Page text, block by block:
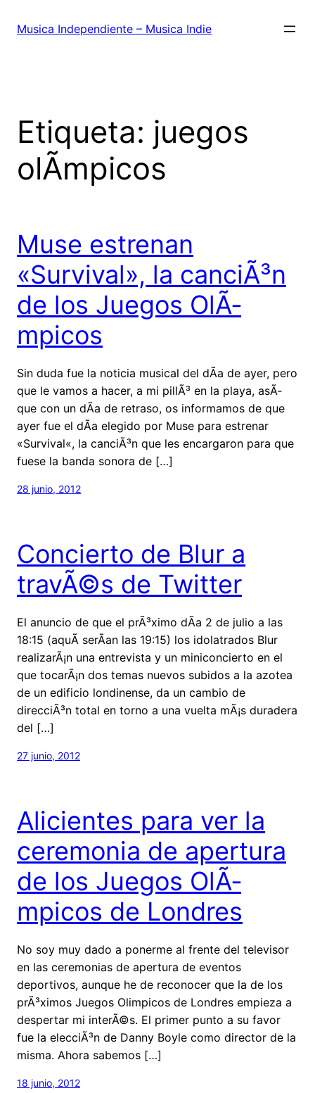
Musica Independiente – Musica Indie
Etiqueta: juegos
olÃ­mpicos
Muse estrenan
«Survival», la canciÃ³n
de los Juegos OlÃ­
mpicos
Sin duda fue la noticia musical del dÃ­a de ayer, pero
que le vamos a hacer, a mi pillÃ³ en la playa, asÃ­
que con un dÃ­a de retraso, os informamos de que
ayer fue el dÃ­a elegido por Muse para estrenar
«Survival«, la canciÃ³n que les encargaron para que
fuese la banda sonora de […]
28 junio, 2012
Concierto de Blur a
travÃ©s de Twitter
El anuncio de que el prÃ³ximo dÃ­a 2 de julio a las
18:15 (aquÃ­ serÃ­an las 19:15) los idolatrados Blur
realizarÃ¡n una entrevista y un miniconcierto en el
que tocarÃ¡n dos temas nuevos subidos a la azotea
de un edificio londinense, da un cambio de
direcciÃ³n total en torno a una vuelta mÃ¡s duradera
del […]
27 junio, 2012
Alicientes para ver la
ceremonia de apertura
de los Juegos OlÃ­
mpicos de Londres
No soy muy dado a ponerme al frente del televisor
en las ceremonias de apertura de eventos
deportivos, aunque he de reconocer que la de los
prÃ³ximos Juegos Olimpicos de Londres empieza a
despertar mi interÃ©s. El primer punto a su favor
fue la elecciÃ³n de Danny Boyle como director de la
misma. Ahora sabemos […]
18 junio, 2012